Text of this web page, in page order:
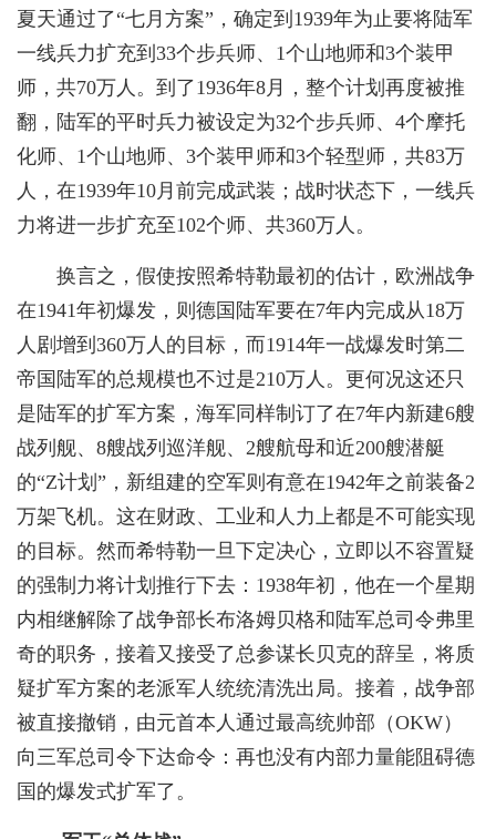
夏天通过了“七月方案”，确定到1939年为止要将陆军
一线兵力扩充到33个步兵师、1个山地师和3个装甲
师，共70万人。到了1936年8月，整个计划再度被推
翻，陆军的平时兵力被设定为32个步兵师、4个摩托
化师、1个山地师、3个装甲师和3个轻型师，共83万
人，在1939年10月前完成武装；战时状态下，一线兵
力将进一步扩充至102个师、共360万人。
换言之，假使按照希特勒最初的估计，欧洲战争
在1941年初爆发，则德国陆军要在7年内完成从18万
人剧增到360万人的目标，而1914年一战爆发时第二
帝国陆军的总规模也不过是210万人。更何况这还只
是陆军的扩军方案，海军同样制订了在7年内新建6艘
战列舰、8艘战列巡洋舰、2艘航母和近200艘潜艇
的“Z计划”，新组建的空军则有意在1942年之前装备2
万架飞机。这在财政、工业和人力上都是不可能实现
的目标。然而希特勒一旦下定决心，立即以不容置疑
的强制力将计划推行下去：1938年初，他在一个星期
内相继解除了战争部长布洛姆贝格和陆军总司令弗里
奇的职务，接着又接受了总参谋长贝克的辞呈，将质
疑扩军方案的老派军人统统清洗出局。接着，战争部
被直接撤销，由元首本人通过最高统帅部（OKW）
向三军总司令下达命令：再也没有内部力量能阻碍德
国的爆发式扩军了。